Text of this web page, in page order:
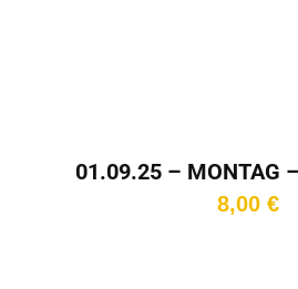
01.09.25 – MONTAG
Kinotag
8,00 €